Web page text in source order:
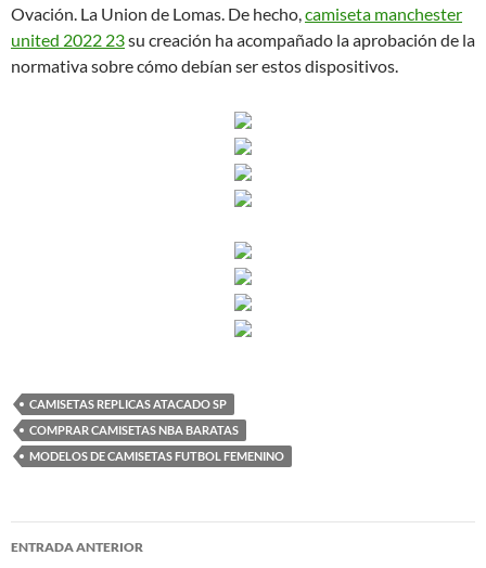
Ovación. La Union de Lomas. De hecho,camiseta manchester
united 2022 23su creación ha acompañado la aprobación de la
normativa sobre cómo debían ser estos dispositivos.
CAMISETAS REPLICAS ATACADO SP
COMPRAR CAMISETAS NBA BARATAS
MODELOS DE CAMISETAS FUTBOL FEMENINO
Navegación
ENTRADA ANTERIOR